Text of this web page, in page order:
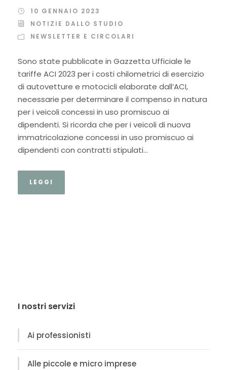
10 GENNAIO 2023
NOTIZIE DALLO STUDIO
NEWSLETTER E CIRCOLARI
Sono state pubblicate in Gazzetta Ufficiale le
tariffe ACI 2023 per i costi chilometrici di esercizio
di autovetture e motocicli elaborate dall’ACI,
necessarie per determinare il compenso in natura
per i veicoli concessi in uso promiscuo ai
dipendenti. Si ricorda che per i veicoli di nuova
immatricolazione concessi in uso promiscuo ai
dipendenti con contratti stipulati...
LEGGI
I nostri servizi
Ai professionisti
Alle piccole e micro imprese